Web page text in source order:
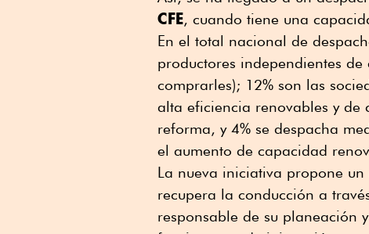
CFE, cuando tiene una
En el total nacional de
productores independientes
comprarles); 12% son las
alta eficiencia renovables y de
reforma, y 4% se despacha
el aumento de capacidad
La nueva iniciativa propone un
recupera la conducción a
responsable de su planeación